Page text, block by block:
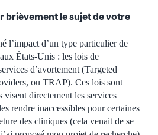
brièvement le sujet de votre
l’impact d’un type particulier de
États-Unis : les lois de
d’avortement (Targeted
ou TRAP). Ces lois sont
visent directement les services
rendre inaccessibles pour certaines
des cliniques (cela venait de se